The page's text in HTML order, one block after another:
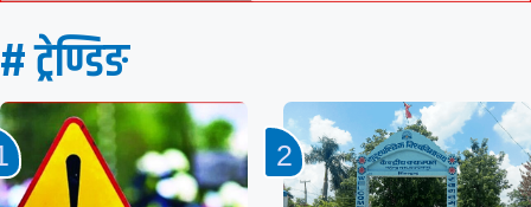
# ट्रेण्डिङ